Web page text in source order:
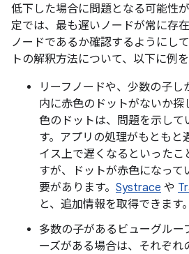
低下した場合に問題となる可能性
定では、最も遅いノードが常に存
ノードであるか確認するようにし
トの解釈方法について、以下に例を
リーフノードや、少数の子
内に赤色のドットがないか探
色のドットは、問題を示して
す。アプリの処理がもともと
イス上で遅くなるといったこ
すが、ドットが赤色になって
要があります。 Systrace や
と、追加情報を取得できます。
多数の子があるビューグルー
ーズがある場合は、それぞれ